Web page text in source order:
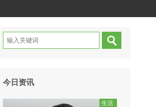
今日资讯
生活